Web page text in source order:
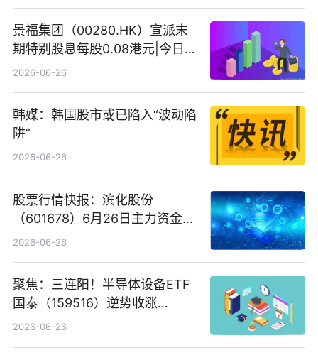
景福集团（00280.HK）宣派末
期特别股息每股0.08港元|今日快
看
2026-06-26
韩媒：韩国股市或已陷入“波动陷
阱”
2026-06-26
股票行情快报：滨化股份
（601678）6月26日主力资金净
卖出5964.34万元
2026-06-26
聚焦：三连阳！半导体设备ETF
国泰（159516）逆势收涨
3.5%，近10日累计净流入超65
2026-06-26